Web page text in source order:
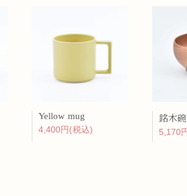
Yellow mug
4,400円(税込)
5,170